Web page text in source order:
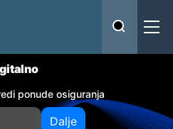
ponude osiguranja
Dalje